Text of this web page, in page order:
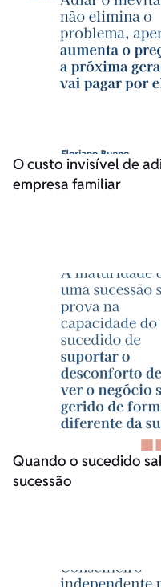
O custo invisível de
empresa familiar
Quando o sucedido
sucessão